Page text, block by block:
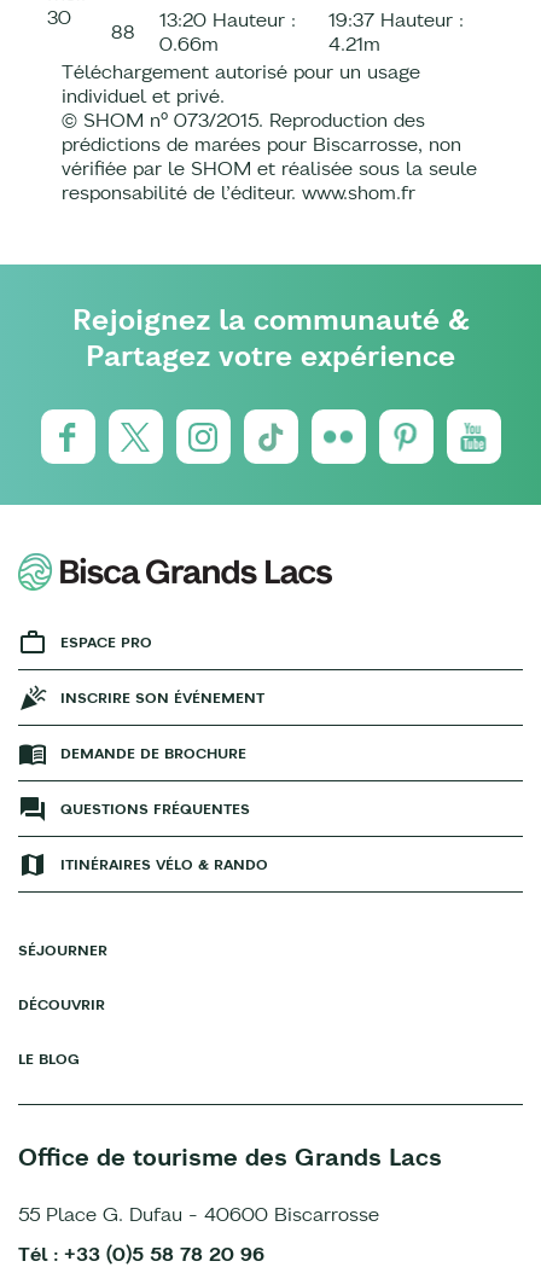
30
88
13:20 Hauteur :
0.66m
19:37 Hauteur :
4.21m
Téléchargement autorisé pour un usage
individuel et privé.
© SHOM n° 073/2015. Reproduction des
prédictions de marées pour Biscarrosse, non
vérifiée par le SHOM et réalisée sous la seule
responsabilité de l’éditeur. www.shom.fr
Rejoignez la communauté &
Partagez votre expérience
ESPACE PRO
INSCRIRE SON ÉVÉNEMENT
DEMANDE DE BROCHURE
QUESTIONS FRÉQUENTES
ITINÉRAIRES VÉLO & RANDO
SÉJOURNER
DÉCOUVRIR
LE BLOG
Office de tourisme des Grands Lacs
55 Place G. Dufau - 40600 Biscarrosse
Tél : +33 (0)5 58 78 20 96